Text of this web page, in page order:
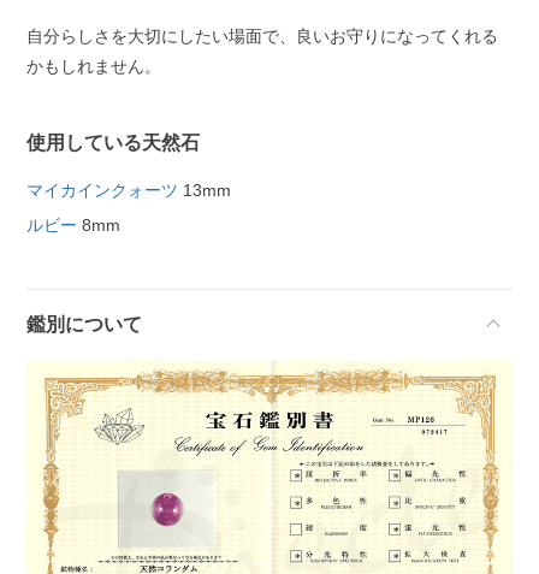
自分らしさを大切にしたい場面で、良いお守りになってくれる
かもしれません。
使用している天然石
マイカインクォーツ 13mm
ルビー 8mm
鑑別について